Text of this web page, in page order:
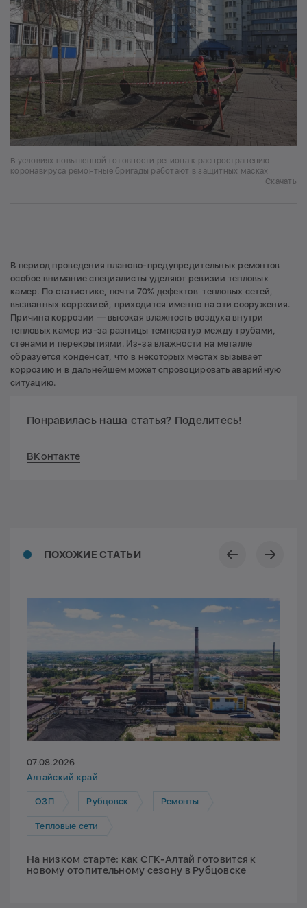
В условиях повышенной готовности региона к распространению
коронавируса ремонтные бригады работают в защитных масках
Скачать
В период проведения планово-предупредительных ремонтов
особое внимание специалисты уделяют ревизии тепловых
камер. По статистике, почти 70% дефектов тепловых сетей,
вызванных коррозией, приходится именно на эти сооружения.
Причина коррозии — высокая влажность воздуха внутри
тепловых камер из-за разницы температур между трубами,
стенами и перекрытиями. Из-за влажности на металле
образуется конденсат, что в некоторых местах вызывает
коррозию и в дальнейшем может спровоцировать аварийную
ситуацию.
Понравилась наша статья? Поделитесь!
ВКонтакте
ПОХОЖИЕ СТАТЬИ
07.08.2026
Алтайский край
ОЗП Рубцовск Ремонты
Тепловые сети
На низком старте: как СГК-Алтай готовится к
новому отопительному сезону в Рубцовске